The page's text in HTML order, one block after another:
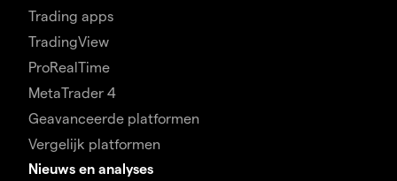
Trading apps
TradingView
ProRealTime
MetaTrader 4
Geavanceerde platformen
Vergelijk platformen
Nieuws en analyses